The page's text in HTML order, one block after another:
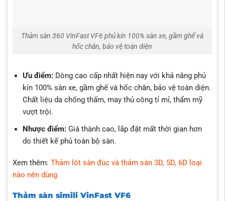
Thảm sàn 360 VinFast VF6 phủ kín 100% sàn xe, gầm ghế và
hốc chân, bảo vệ toàn diện
Ưu điểm:Dòng cao cấp nhất hiện nay với khả năng phủ
kín 100% sàn xe, gầm ghế và hốc chân, bảo vệ toàn diện.
Chất liệu da chống thấm, may thủ công tỉ mỉ, thẩm mỹ
vượt trội.
Nhược điểm: Giá thành cao, lắp đặt mất thời gian hơn
do thiết kế phủ toàn bộ sàn.
Xem thêm: Thảm lót sàn đúc và thảm sàn 3D, 5D, 6D loại
nào nên dùng
Thảm sàn simili VinFast VF6